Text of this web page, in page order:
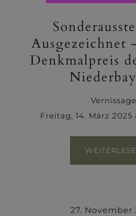
Ausgezeichnet
Denkmalpreis
Vernissage
Freitag, 14. März 2025
27. November